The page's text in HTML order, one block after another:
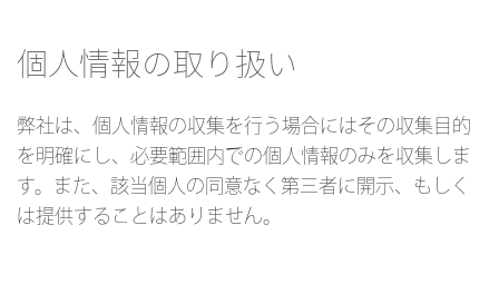
個人情報の取り扱い
弊社は、個人情報の収集を行う場合にはその収集目的
を明確にし、必要範囲内での個人情報のみを収集しま
す。また、該当個人の同意なく第三者に開示、もしく
は提供することはありません。